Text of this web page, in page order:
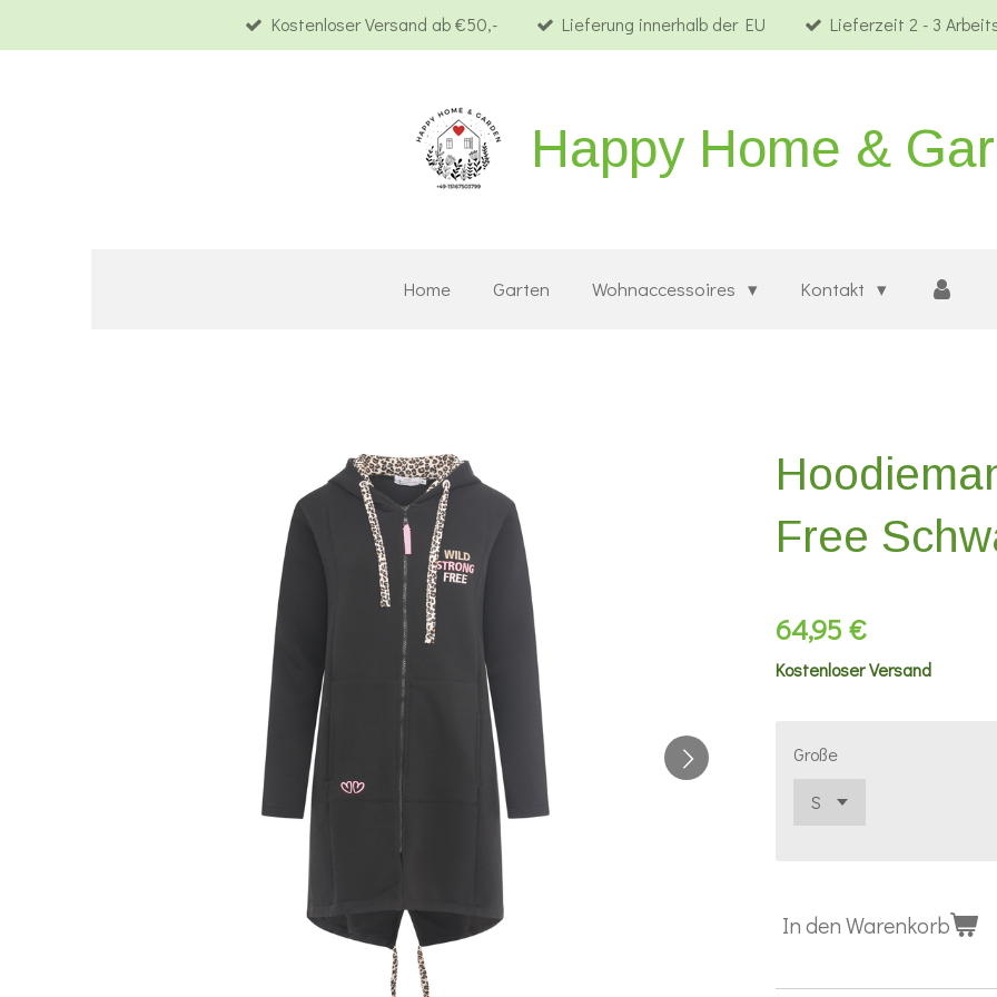
Hauptinhalt
Kostenloser Versand ab €50,- Lieferung innerhalb der EU Lieferzeit 2 - 3
Happy Home &
Home Garten Wohnaccessoires Kontakt
Free
64,95 €
Kostenloser Versand
Große
In den Warenkorb